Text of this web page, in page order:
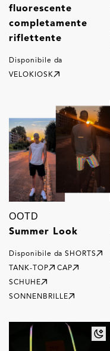
fluorescente
completamente
riflettente
Disponibile da
VELOKIOSK
OOTD
Summer Look
Disponibile da SHORTS
TANK-TOP
CAP
SCHUHE
SONNENBRILLE